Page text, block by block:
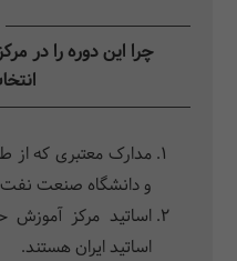
چرا این دوره را در
مدارک معتبری که از
و دانشگاه صنعت
اساتید مرکز آموزش
اساتید ایران هستند.